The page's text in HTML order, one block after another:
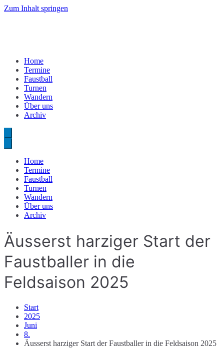
Zum Inhalt springen
Home
Termine
Faustball
Turnen
Wandern
Über uns
Archiv
Home
Termine
Faustball
Turnen
Wandern
Über uns
Archiv
Äusserst harziger Start der
Faustballer in die
Feldsaison 2025
Start
2025
Juni
8.
Äusserst harziger Start der Faustballer in die Feldsaison 2025